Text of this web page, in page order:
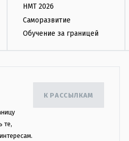
НМТ 2026
Саморазвитие
Обучение за границей
те,
К РАССЫЛКАМ